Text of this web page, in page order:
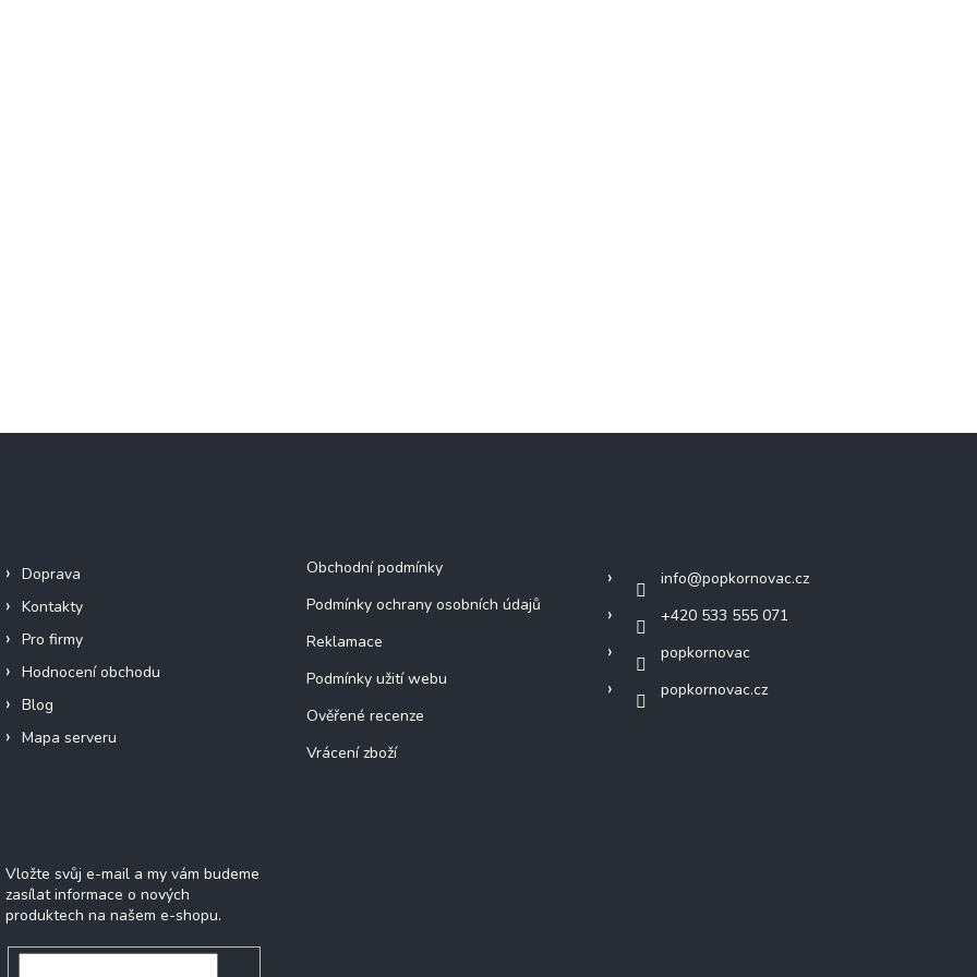
Doprava
Kontakty
Pro firmy
Hodnocení obchodu
Blog
Mapa serveru
Obchodní podmínky
Podmínky ochrany osobních údajů
Reklamace
Podmínky užití webu
Ověřené recenze
Vrácení zboží
info@popkornovac.cz
+420 533 555 071
popkornovac
popkornovac.cz
Vložte svůj e-mail a my vám budeme
zasílat informace o nových
produktech na našem e-shopu.